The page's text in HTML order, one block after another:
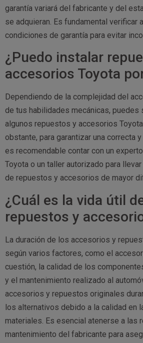
garantía variará del fabricante y del
se adquieran. Es fundamental verificar
condiciones de garantía para evitar
¿Puedo instalar
accesorios Toyota
Dependiendo de la complejidad del
de tus habilidades mecánicas, puedes
algunos repuestos y accesorios
obstante, para garantizar una correcta
es recomendable contar con un
Toyota o un taller autorizado para
de repuestos y accesorios de mayor
¿Cuál es la vida útil
repuestos y
La duración de los accesorios y
según varios factores, como el
cuestión, la calidad de los
y el mantenimiento realizado al
accesorios y repuestos originales
los alternativos debido a la calidad en
materiales. Es esencial atenerse a las
mantenimiento del fabricante para